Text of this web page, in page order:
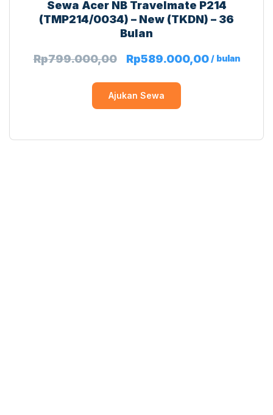
Sewa Acer NB Travelmate P214
(TMP214/0034) – New (TKDN) – 36
Bulan
Rp799.000,00 Rp589.000,00/ bulan
Ajukan Sewa